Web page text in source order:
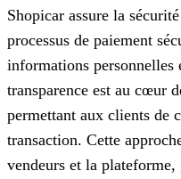
Shopicar assure la
processus de paiement
informations personnelles
transparence est au cœur
permettant aux clients de
transaction. Cette
vendeurs et la plateforme,